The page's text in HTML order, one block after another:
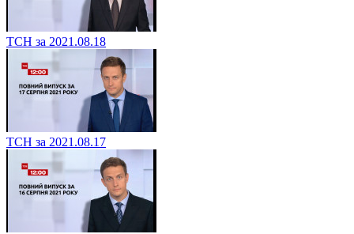
ТСН за 2021.08.18
ТСН за 2021.08.17